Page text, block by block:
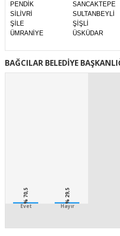
PENDİK
SANCAKTEPE
SİLİVRİ
SULTANBEYLİ
ŞİLE
ŞİŞLİ
ÜMRANİYE
ÜSKÜDAR
BAĞCILAR BELEDİYE
% 70,5
Evet
% 29,5
Hayır